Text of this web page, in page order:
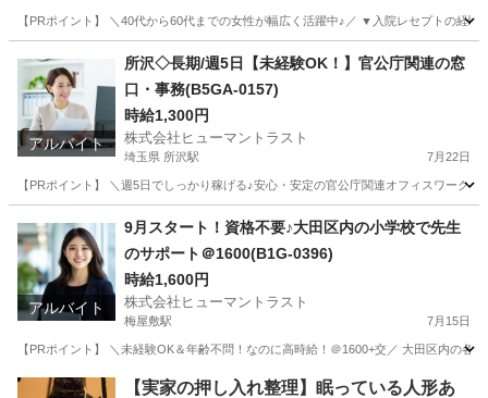
【PRポイント】 ＼40代から60代までの女性が幅広く活躍中♪／ ▼入院レセプトの
二子玉川駅 医療事務 ヒューマントラスト
アルバイト
所沢◇長期/週5日【未経験OK！】官公庁関連の窓
口・事務(B5GA-0157)
時給1,300円
株式会社ヒューマントラスト
埼玉県 所沢駅 7月22日
【PRポイント】 ＼週5日でしっかり稼げる♪安心・安定の官公庁関連オフィスワー
所沢駅 一般事務 ヒューマントラスト
アルバイト
9月スタート！資格不要♪大田区内の小学校で先生
のサポート＠1600(B1G-0396)
時給1,600円
株式会社ヒューマントラスト
梅屋敷駅 7月15日
【PRポイント】 ＼未経験OK＆年齢不問！なのに高時給！＠1600+交／ 大田区内の
東京 大田区 梅屋敷駅 その他 ヒューマントラスト
【実家の押し入れ整理】眠っている人形あ